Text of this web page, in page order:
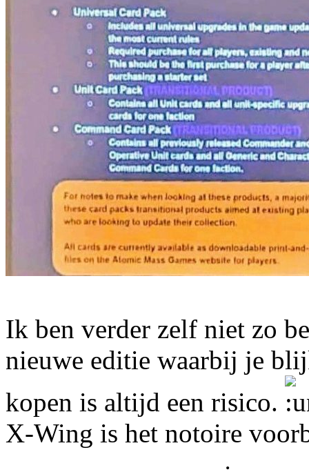
Ik ben verder zelf niet zo
nieuwe editie waarbij je
kopen is altijd een risico.
X-Wing is het notoire